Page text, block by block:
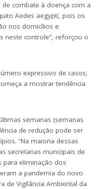
combate à doença com a
Aedes aegypti, pois os
nos domicílios e
neste controle”, reforçou o
expressivo de casos,
a mostrar tendência
semanas (semanas
de redução pode ser
“Na maioria dessas
secretarias municipais de
para eliminação dos
a pandemia do novo
de Vigilância Ambiental da